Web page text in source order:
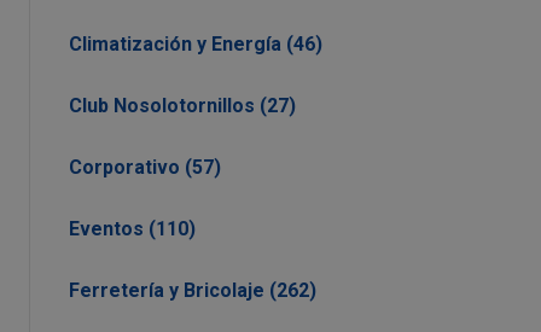
Climatización y Energía (46)
Club Nosolotornillos (27)
Corporativo (57)
Eventos (110)
Ferretería y Bricolaje (262)